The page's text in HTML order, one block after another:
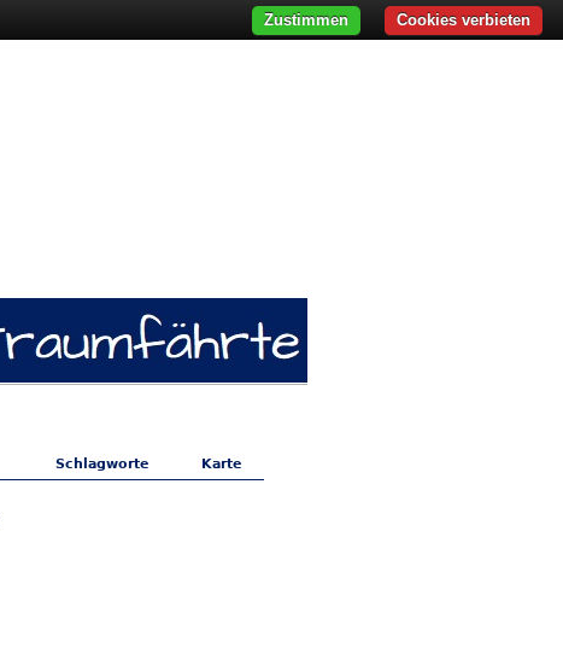
Schlagworte Karte
Cookies verbieten
Zustimmen